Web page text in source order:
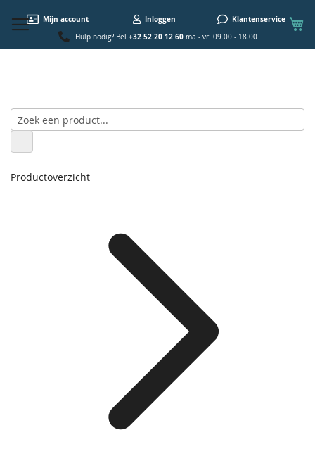
Mijn account Inloggen Klantenservice
Hulp nodig? Bel +32 52 20 12 60ma - vr: 09.00 - 18.00
Productoverzicht